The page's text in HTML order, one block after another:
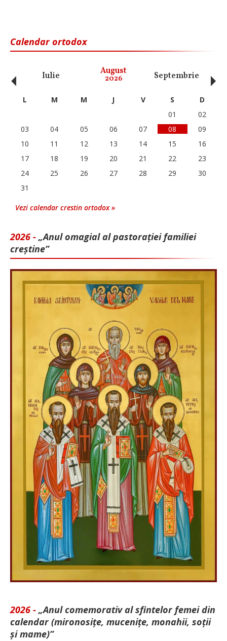
Calendar ortodox
Iulie August
2026 Septembrie
‹ L M M J V S
D
01
02
03
04 05 06 07 08
09
10
11 12 13 14 15
16
17
18 19 20 21 22
23
24
25 26 27 28 29
30
31
Vezi calendar crestin ortodox »
2026 - „Anul omagial al pastorației familiei
creștine”
2026 - „Anul comemorativ al sfintelor femei din
calendar (mironosițe, mu­cenițe, monahii, soții
și mame)”